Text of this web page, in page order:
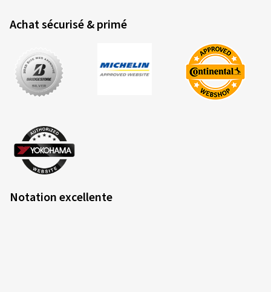
Achat sécurisé & primé
Notation excellente